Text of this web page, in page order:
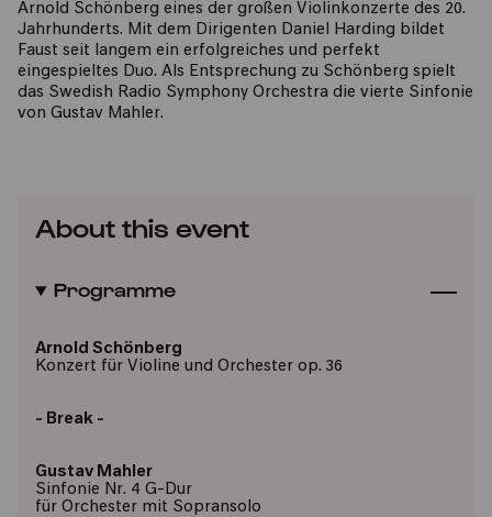
Arnold Schönberg eines der großen Violinkonzerte des 20.
Jahrhunderts. Mit dem Dirigenten Daniel Harding bildet
Faust seit langem ein erfolgreiches und perfekt
eingespieltes Duo. Als Entsprechung zu Schönberg spielt
das Swedish Radio Symphony Orchestra die vierte Sinfonie
von Gustav Mahler.
About this event
Programme
Arnold Schönberg
Konzert für Violine und Orchester op. 36
- Break -
Gustav Mahler
Sinfonie Nr. 4 G-Dur
für Orchester mit Sopransolo